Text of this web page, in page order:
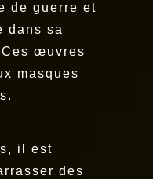
de guerre et
dans sa
œuvres
masques
il est
des